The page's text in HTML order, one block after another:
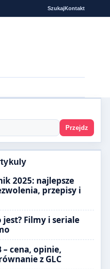
SzukajKontakt
Przejdz
2025: najlepsze
przepisy i
jest? Filmy i seriale
– cena, opinie,
z GLC